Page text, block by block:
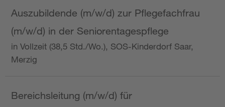
Auszubildende (m/w/d) zur Pflegefachfrau
(m/w/d) in der Seniorentagespflege
in Vollzeit (38,5 Std./Wo.), SOS-Kinderdorf Saar,
Merzig
Bereichsleitung (m/w/d) für